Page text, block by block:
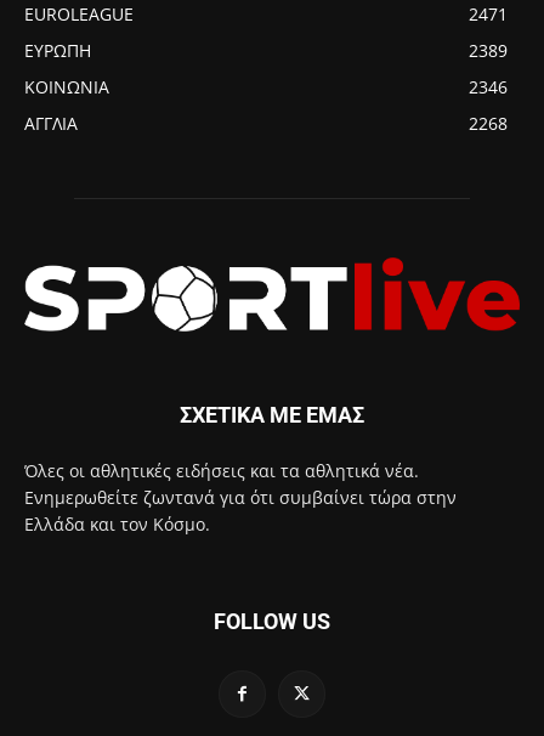
EUROLEAGUE
2471
ΕΥΡΩΠΗ
2389
ΚΟΙΝΩΝΙΑ
2346
ΑΓΓΛΙΑ
2268
ΣΧΕΤΙΚΑ ΜΕ ΕΜΑΣ
Όλες οι αθλητικές ειδήσεις και τα αθλητικά νέα.
Ενημερωθείτε ζωντανά για ότι συμβαίνει τώρα στην
Ελλάδα και τον Κόσμο.
FOLLOW US